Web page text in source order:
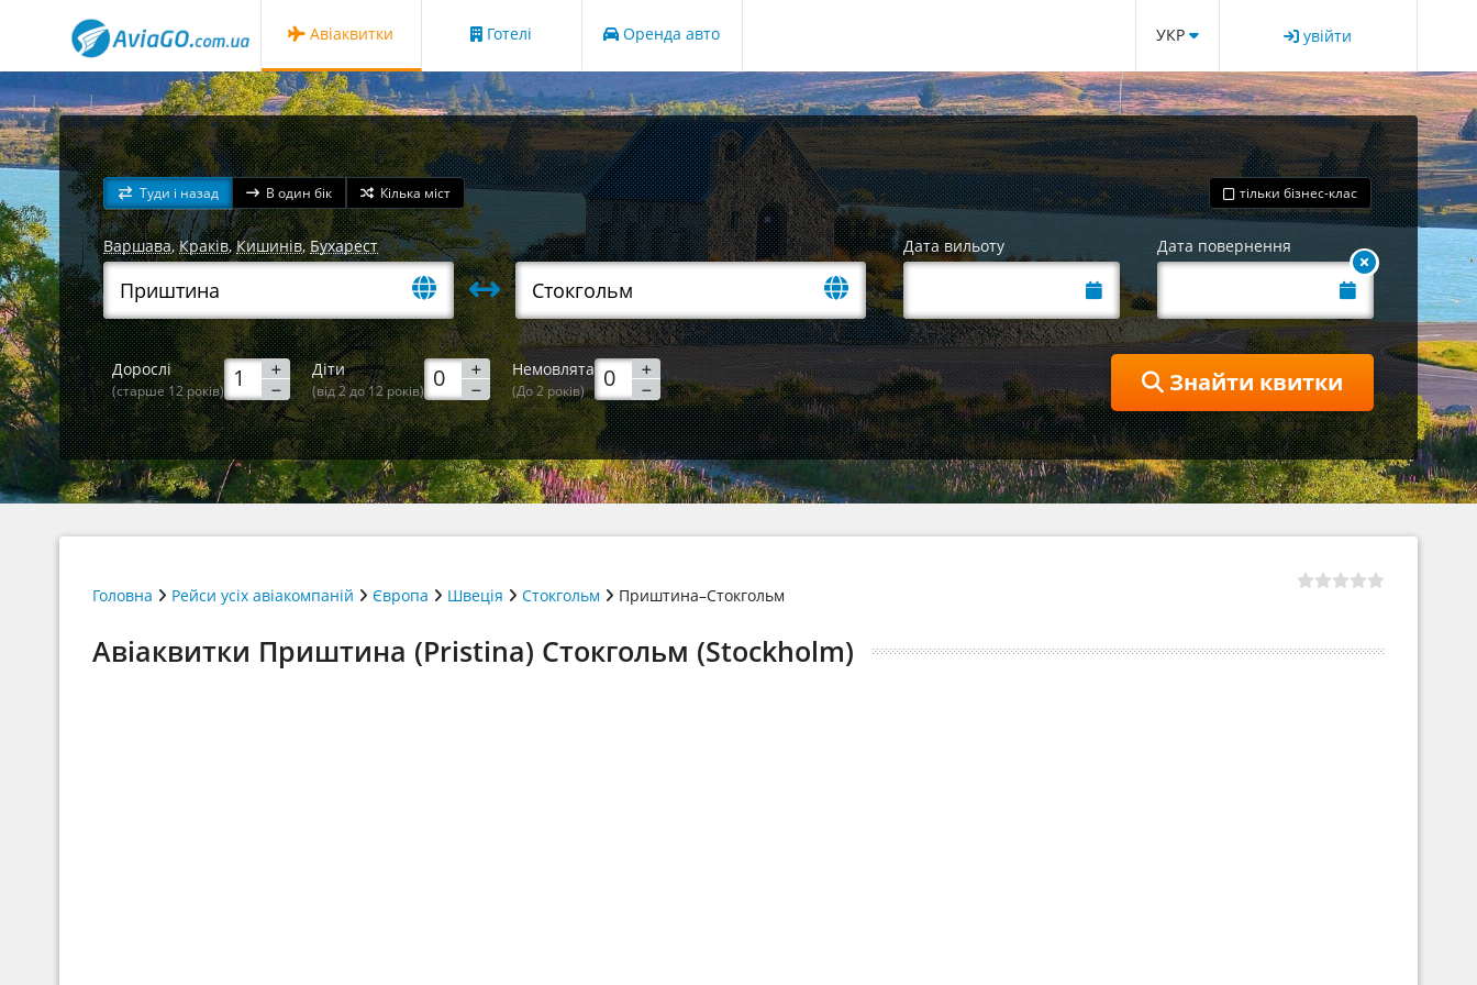
Авіаквитки Готелі Оренда авто УКР увійти
Туди і назад В один бік Кілька міст тільки бізнес-клас
Варшава,Краків,Кишинів,Бухарест Дата вильоту Дата повернення
Дорослі
(старше 12 років)
Діти
(від 2 до 12 років)
Немовлята
(До 2 років) Знайти квитки
Головна Рейси усіх авіакомпаній Європа Швеція Стокгольм Приштина–Стокгольм
Авіаквитки Приштина (Pristina) Стокгольм (Stockholm)